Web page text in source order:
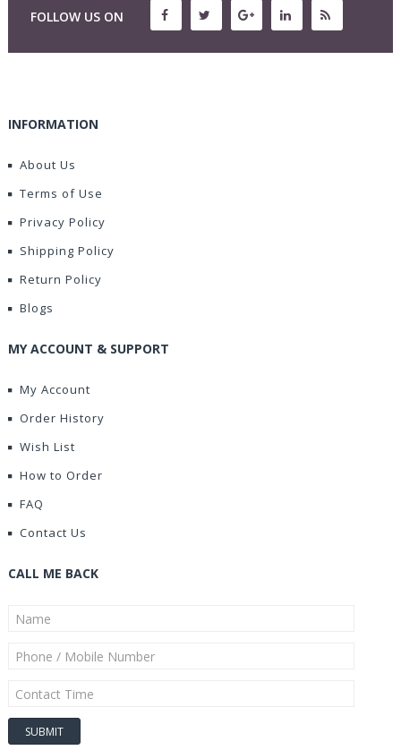
FOLLOW US ON
INFORMATION
About Us
Terms of Use
Privacy Policy
Shipping Policy
Return Policy
Blogs
MY ACCOUNT & SUPPORT
My Account
Order History
Wish List
How to Order
FAQ
Contact Us
CALL ME BACK